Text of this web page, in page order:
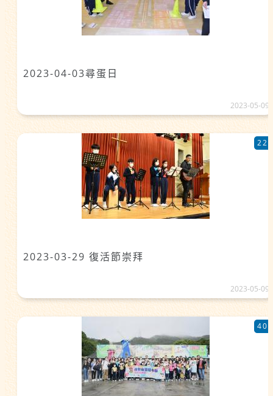
2023-04-03尋蛋日
2023-05-09
2023-03-29 復活節崇拜
22
2023-05-09
40